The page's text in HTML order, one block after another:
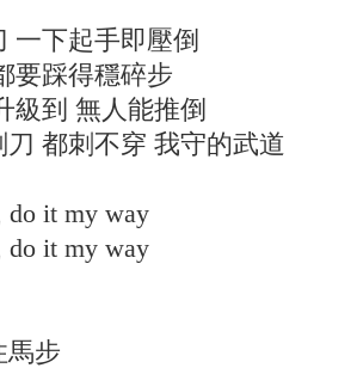
一下起手即壓倒
要踩得穩碎步
級到 無人能推倒
都刺不穿 我守的武道
do it my way
do it my way
馬步